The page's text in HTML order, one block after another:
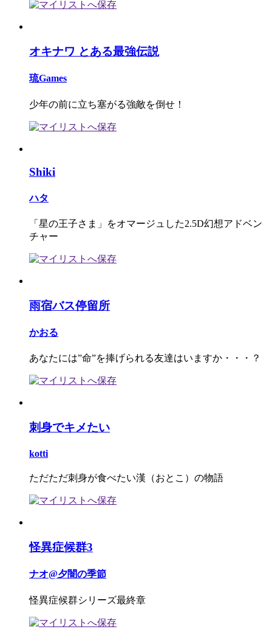
オキナワ とある最強伝説
琉Games
少年の前に立ち塞がる強敵を倒せ！
Shiki
ハタ
「星の王子さま」をオマージュした2.5D幻想アドベン
チャー
雨宿バス停留所
かおる
あなたには”命”を捧げられる友達はいますか・・・？
刺身でキメたい
kotti
ただただ刺身が食べたい漢（おとこ）の物語
怪異症候群3
ナオ@夕闇の季節
怪異症候群シリーズ最終章